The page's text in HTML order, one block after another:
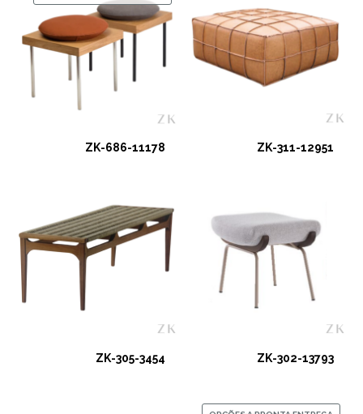
ZK-686-11178 ZK-311-12951
ZK-305-3454 ZK-302-13793